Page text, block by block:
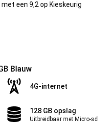
een 9,2 op Kieskeurig
Blauw
4G-internet
128 GB opslag
Uitbreidbaar met Micro-sd